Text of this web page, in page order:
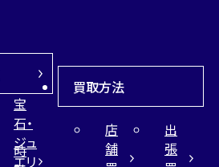
宝
石・
ジュ
エリ
時
買取方法
店
舗
出
張